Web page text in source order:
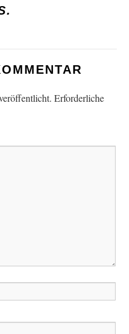
Erforderliche